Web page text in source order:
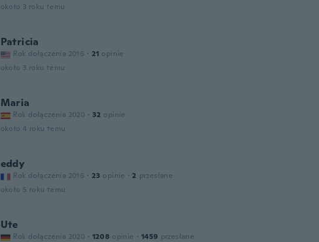
około 3 roku temu
Patricia
Rok dołączenia 2016 · 21 opinie
około 3 roku temu
Maria
Rok dołączenia 2020 · 32 opinie
około 4 roku temu
eddy
Rok dołączenia 2016 · 23 opinie · 2 przesłane
około 5 roku temu
Ute
Rok dołączenia 2020 · 1208 opinie · 1459 przesłane